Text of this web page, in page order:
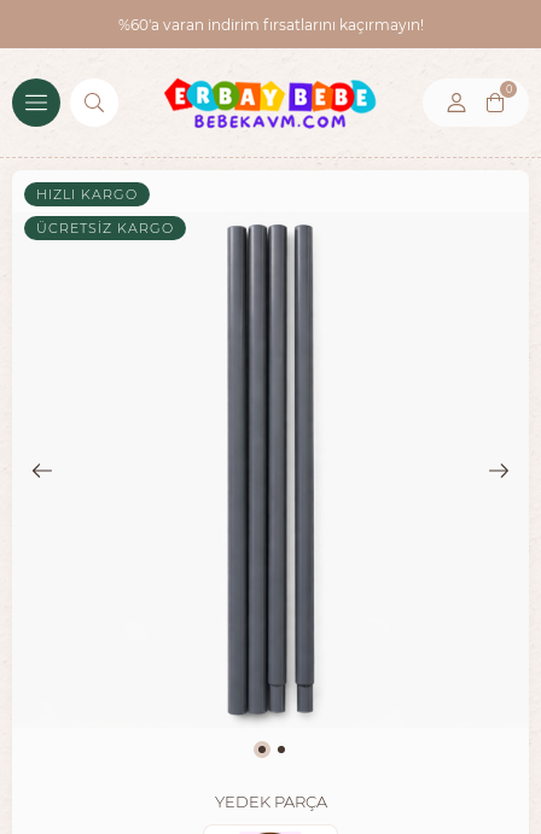
%60'a varan indirim fırsatlarını kaçırmayın!
0
HIZLI KARGO
ÜCRETSIZ KARGO
YEDEK PARÇA